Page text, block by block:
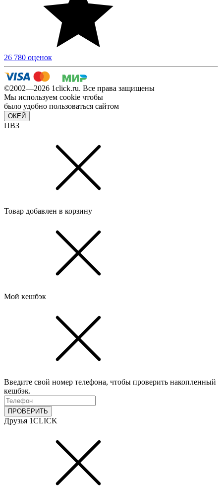
26 780 оценок
©2002—2026 1сlick.ru. Все права защищены
Мы используем cookie чтобы
было удобно пользоваться сайтом
ОКЕЙ
ПВЗ
Товар добавлен в корзину
Мой кешбэк
Введите свой номер телефона, чтобы проверить накопленный
кешбэк.
ПРОВЕРИТЬ
Друзья 1CLICK